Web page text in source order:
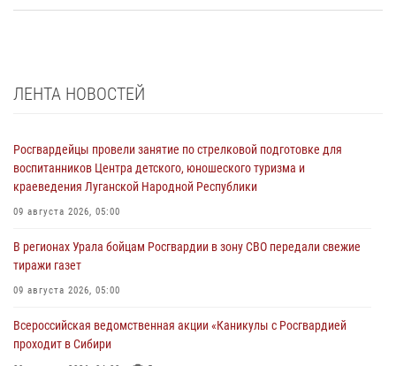
ЛЕНТА НОВОСТЕЙ
Росгвардейцы провели занятие по стрелковой подготовке для
воспитанников Центра детского, юношеского туризма и
краеведения Луганской Народной Республики
09 августа 2026, 05:00
В регионах Урала бойцам Росгвардии в зону СВО передали свежие
тиражи газет
09 августа 2026, 05:00
Всероссийская ведомственная акции «Каникулы с Росгвардией
проходит в Сибири